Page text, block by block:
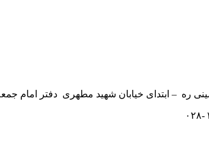
ره – ابتدای خیابان شهید مطهری دفتر امام